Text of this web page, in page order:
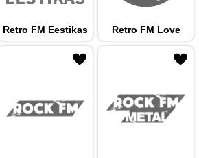
Retro FM Eestikas Retro FM Love